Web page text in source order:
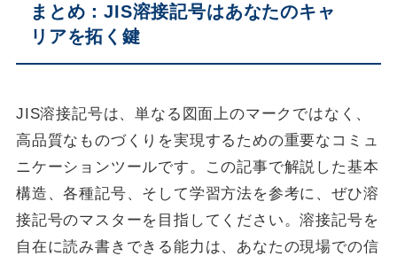
まとめ：JIS溶接記号はあなたのキャ
リアを拓く鍵
JIS溶接記号は、単なる図面上のマークではなく、
高品質なものづくりを実現するための重要なコミュ
ニケーションツールです。この記事で解説した基本
構造、各種記号、そして学習方法を参考に、ぜひ溶
接記号のマスターを目指してください。溶接記号を
自在に読み書きできる能力は、あなたの現場での信